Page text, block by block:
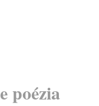
poézia